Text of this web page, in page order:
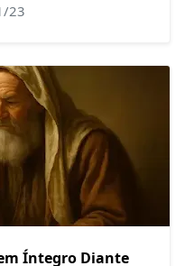
23
Íntegro Diante